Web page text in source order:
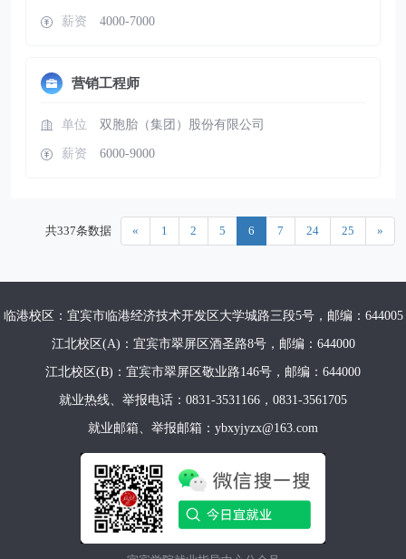
薪资 4000-7000
营销工程师
单位 双胞胎（集团）股份有限公司
薪资 6000-9000
共337条数据 « 1 2 5 6 7 24 25 »
临港校区：宜宾市临港经济技术开发区大学城路三段5号，邮编：644005
江北校区(A)：宜宾市翠屏区酒圣路8号，邮编：644000
江北校区(B)：宜宾市翠屏区敬业路146号，邮编：644000
就业热线、举报电话：0831-3531166，0831-3561705
就业邮箱、举报邮箱：ybxyjyzx@163.com